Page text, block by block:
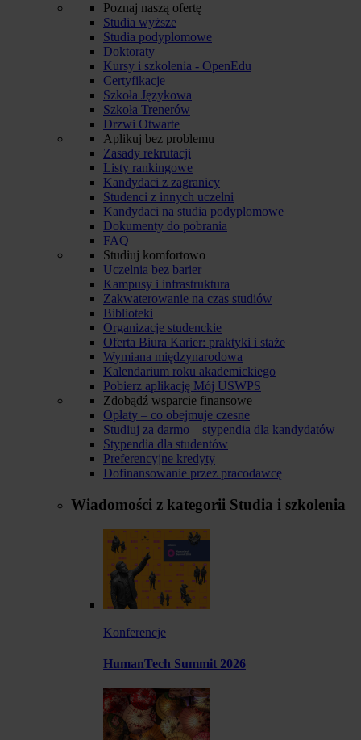
Poznaj naszą ofertę
Studia wyższe
Studia podyplomowe
Doktoraty
Kursy i szkolenia - OpenEdu
Certyfikacje
Szkoła Językowa
Szkoła Trenerów
Drzwi Otwarte
Aplikuj bez problemu
Zasady rekrutacji
Listy rankingowe
Kandydaci z zagranicy
Studenci z innych uczelni
Kandydaci na studia podyplomowe
Dokumenty do pobrania
FAQ
Studiuj komfortowo
Uczelnia bez barier
Kampusy i infrastruktura
Zakwaterowanie na czas studiów
Biblioteki
Organizacje studenckie
Oferta Biura Karier: praktyki i staże
Wymiana międzynarodowa
Kalendarium roku akademickiego
Pobierz aplikację Mój USWPS
Zdobądź wsparcie finansowe
Opłaty – co obejmuje czesne
Studiuj za darmo – stypendia dla kandydatów
Stypendia dla studentów
Preferencyjne kredyty
Dofinansowanie przez pracodawcę
Wiadomości z kategorii Studia i szkolenia
Konferencje
HumanTech Summit 2026